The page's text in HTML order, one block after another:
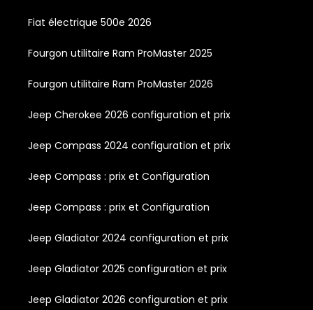
Fiat électrique 500e 2026
Fourgon utilitaire Ram ProMaster 2025
Fourgon utilitaire Ram ProMaster 2026
Jeep Cherokee 2026 configuration et prix
Jeep Compass 2024 configuration et prix
Jeep Compass : prix et Configuration
Jeep Compass : prix et Configuration
Jeep Gladiator 2024 configuration et prix
Jeep Gladiator 2025 configuration et prix
Jeep Gladiator 2026 configuration et prix